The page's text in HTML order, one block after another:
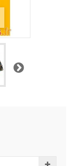
Suivant